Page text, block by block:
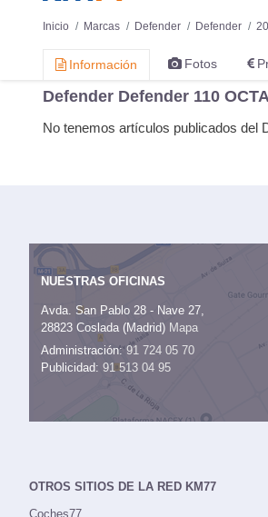
Inicio Marcas Defender Defender
Información Fotos
Defender Defender 110
No tenemos artículos publicados del
NUESTRAS OFICINAS
Avda. San Pablo 28 - Nave 27,
28823 Coslada (Madrid) Mapa
Administración:91 724 05 70
Publicidad: 91 513 04 95
OTROS SITIOS DE LA RED KM77
Coches77